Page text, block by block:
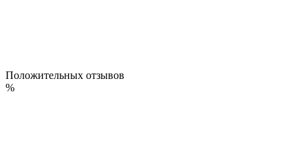
Положительных отзывов
%